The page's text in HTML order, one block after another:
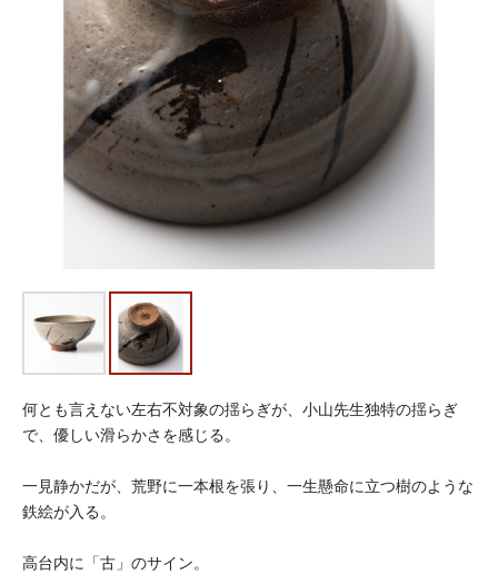
何とも言えない左右不対象の揺らぎが、小山先生独特の揺らぎ
で、優しい滑らかさを感じる。
一見静かだが、荒野に一本根を張り、一生懸命に立つ樹のような
鉄絵が入る。
高台内に「古」のサイン。